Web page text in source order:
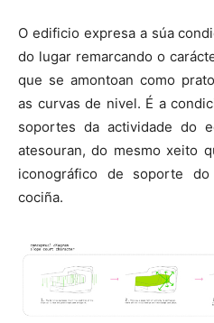
O edificio expresa a súa
do lugar remarcando o
que se amontoan como
as curvas de nivel. É a
soportes da actividade do
atesouran, do mesmo xeito
iconográfico de soporte
cociña.